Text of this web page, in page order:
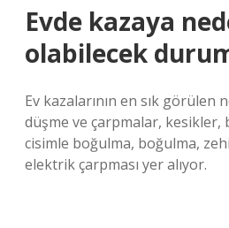
Evde kazaya
olabilecek
Ev kazalarının en sık görülen
düşme ve çarpmalar, kesikler,
cisimle boğulma, boğulma,
elektrik çarpması yer alıyor.